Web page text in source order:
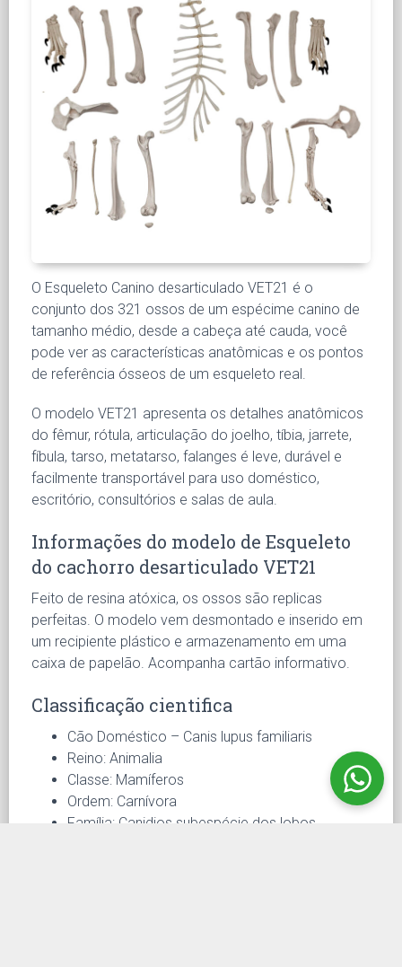
O Esqueleto Canino desarticulado VET21 é o
conjunto dos 321 ossos de um espécime canino de
tamanho médio, desde a cabeça até cauda, você
pode ver as características anatômicas e os pontos
de referência ósseos de um esqueleto real.
O modelo VET21 apresenta os detalhes anatômicos
do fêmur, rótula, articulação do joelho, tíbia, jarrete,
fíbula, tarso, metatarso, falanges é leve, durável e
facilmente transportável para uso doméstico,
escritório, consultórios e salas de aula.
Informações do modelo de Esqueleto
do cachorro desarticulado VET21
Feito de resina atóxica, os ossos são replicas
perfeitas. O modelo vem desmontado e inserido em
um recipiente plástico e armazenamento em uma
caixa de papelão. Acompanha cartão informativo.
Classificação cientifica
Cão Doméstico – Canis lupus familiaris
Reino: Animalia
Classe: Mamíferos
Ordem: Carnívora
Família: Canidios subespécie dos lobos